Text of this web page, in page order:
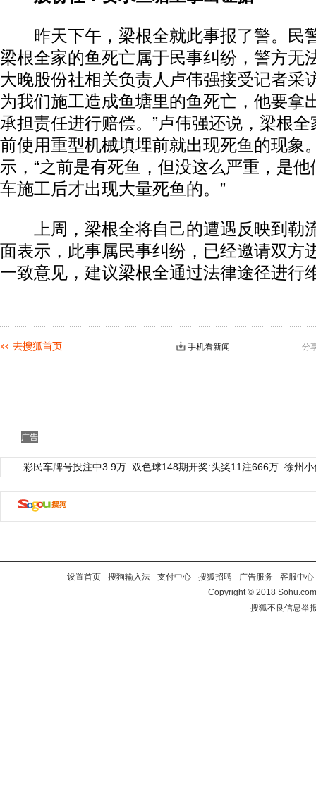
昨天下午，梁根全就此事报了警。民
梁根全家的鱼死亡属于民事纠纷，警方无
大晚股份社相关负责人卢伟强接受记者采
为我们施工造成鱼塘里的鱼死亡，他要拿
承担责任进行赔偿。”卢伟强还说，梁根
前使用重型机械填埋前就出现死鱼的现象
示，“之前是有死鱼，但没这么严重，是
车施工后才出现大量死鱼的。”
上周，梁根全将自己的遭遇反映到勒
面表示，此事属民事纠纷，已经邀请双方
一致意见，建议梁根全通过法律途径进行
分
手机看新闻
广告
彩民车牌号投注中3.9万 双色球148期开奖:头奖11注666万 徐州
设置首页 - 搜狗输入法 - 支付中心 - 搜狐招聘 - 广告服务 - 客服中心
Copyright©2018
搜狐不良信息举